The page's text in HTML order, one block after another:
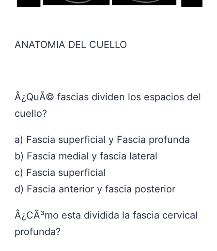
ANATOMIA DEL CUELLO
Â¿QuÃ© fascias dividen los espacios del
cuello?
a) Fascia superficial y Fascia profunda
b) Fascia medial y fascia lateral
c) Fascia superficial
d) Fascia anterior y fascia posterior
Â¿CÃ³mo esta dividida la fascia cervical
profunda?